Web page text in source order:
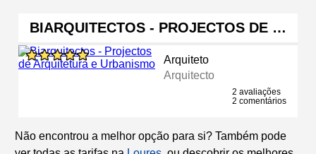
BIARQUITECTOS - PROJECTOS DE …
Arquiteto
Arquitecto
2 avaliações
2 comentários
Não encontrou a melhor opção para si? Também pode